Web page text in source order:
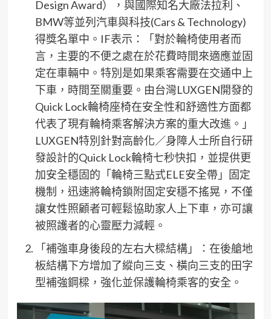
Design Award），與國際知名大廠法拉利、
BMW等並列汽車與科技(Cars & Technology)
得獎名單中。IF表示：「對於輪椅使用者而
言，主要的不便之處在於花費時間來適應並固
定在車輛中。特別是如果乘客需要在交通中上
下車，時間至關重要。由台灣LUXGEN開發的
Quick Lock輪椅座椅在安全性和舒適性方面都
代表了現有輪椅乘客解決方案的重大改進。」
LUXGEN特別針對高齡化／身障人士所自行研
發設計的Quick Lock輪椅七秒快扣，並提供更
加安全穩固的「輪椅三點式ELE安全帶」固定
機制，迅速將輪椅鎖附固定安穩不搖晃，不僅
讓女性照顧者可輕鬆協助家人上下車，亦可讓
被照護者的心靈壓力減輕。
「補強車身後段的左右大樑結構」：在後艙地
板結構下方增加了縱向三支、橫向三支的田字
型補強鋼樑，強化並保護輪椅乘客的安全。